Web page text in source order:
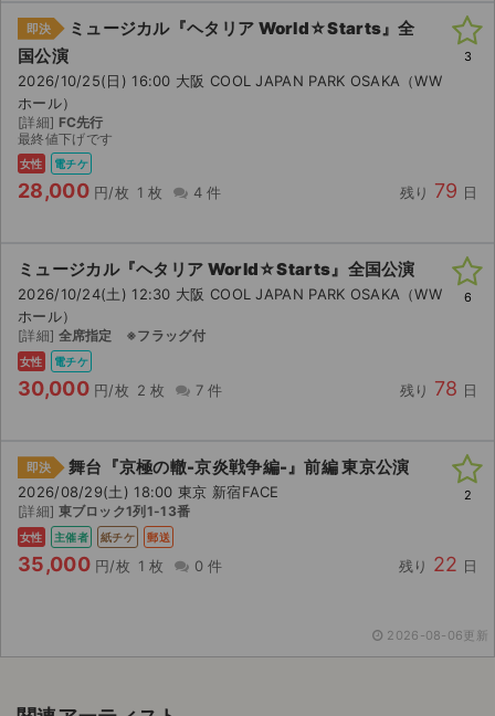
即決
ミュージカル『ヘタリア World☆Starts』全
国公演
2026/10/25(日) 16:00 大阪 COOL JAPAN PARK OSAKA（WW
ホール）
[詳細] FC先行
最終値下げです
女性 電チケ
28,000 円/枚 1 枚 4 件 残り 79 日
3
ミュージカル『ヘタリア World☆Starts』全国公演
2026/10/24(土) 12:30 大阪 COOL JAPAN PARK OSAKA（WW
ホール）
[詳細] 全席指定 ※フラッグ付
女性 電チケ
30,000 円/枚 2 枚 7 件 残り 78 日
6
即決 舞台『京極の轍-京炎戦争編-』前編 東京公演
2026/08/29(土) 18:00 東京 新宿FACE
[詳細] 東ブロック1列1-13番
女性 主催者 紙チケ 郵送
35,000 円/枚 1 枚 0 件 残り 22 日
2
2026-08-06更新